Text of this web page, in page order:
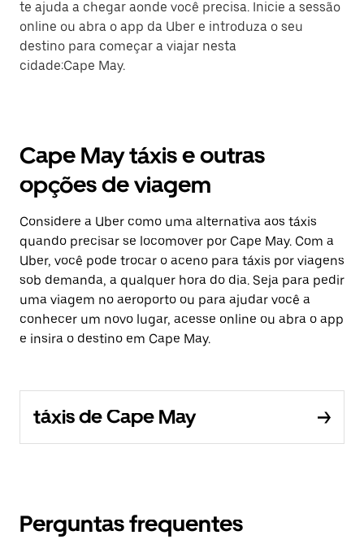
te ajuda a chegar aonde você precisa. Inicie a sessão
online ou abra o app da Uber e introduza o seu
destino para começar a viajar nesta
cidade:Cape May.
Cape May táxis e outras
opções de viagem
Considere a Uber como uma alternativa aos táxis
quando precisar se locomover por Cape May. Com a
Uber, você pode trocar o aceno para táxis por viagens
sob demanda, a qualquer hora do dia. Seja para pedir
uma viagem no aeroporto ou para ajudar você a
conhecer um novo lugar, acesse online ou abra o app
e insira o destino em Cape May.
táxis de Cape May
Perguntas frequentes